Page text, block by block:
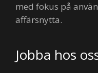
med fokus på
affärsnytta.
Jobba hos